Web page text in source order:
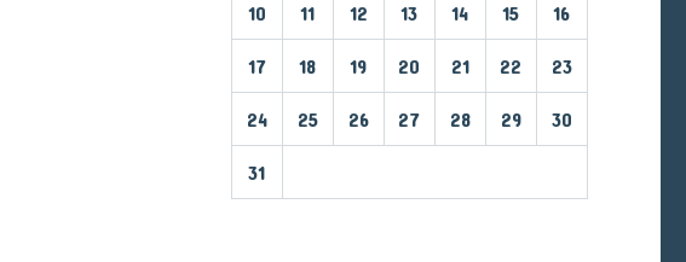
10 11 12 13 14 15 16
17 18 19 20 21 22 23
24 25 26 27 28 29 30
31